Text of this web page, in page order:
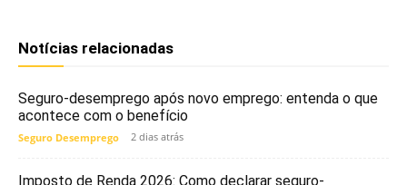
Notícias relacionadas
Seguro-desemprego após novo emprego: entenda o que
acontece com o benefício
Seguro Desemprego 2 dias atrás
Imposto de Renda 2026: Como declarar seguro-